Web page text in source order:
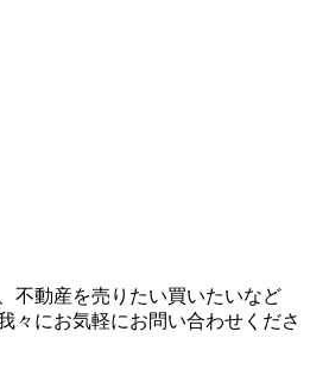
不動産を売りたい買いたいなど
々にお気軽にお問い合わせくださ